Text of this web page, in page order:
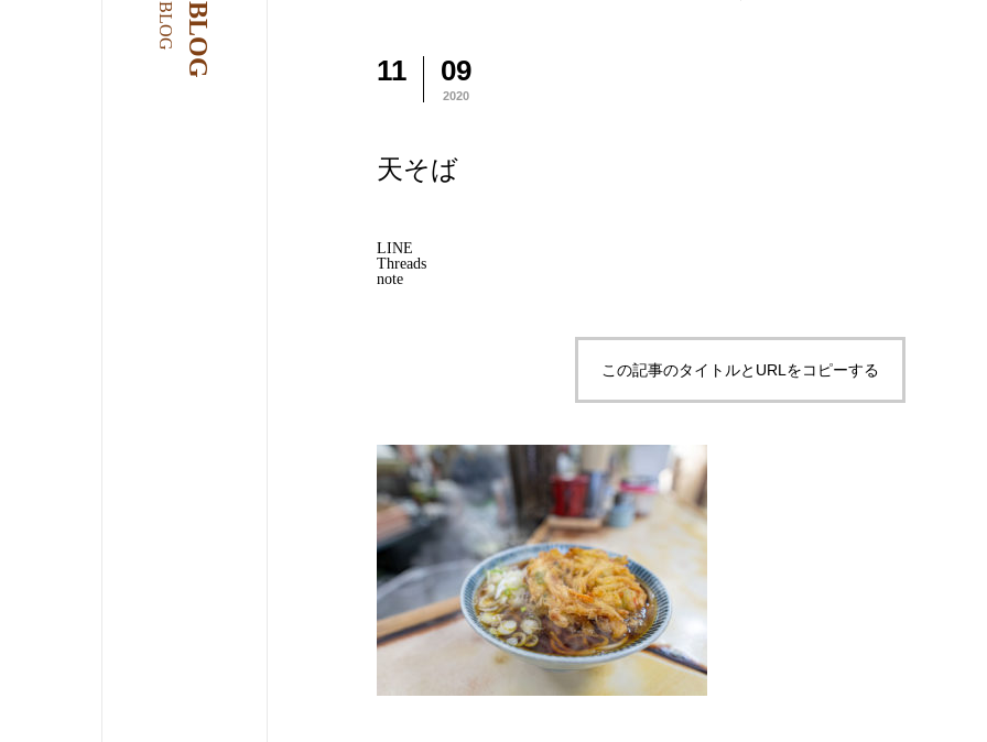
BLOG
BLOG
11 09
2020
天そば
LINE
Threads
note
この記事のタイトルとURLをコピーする